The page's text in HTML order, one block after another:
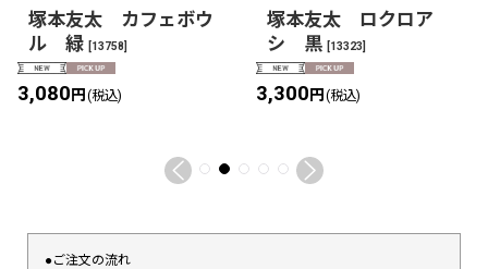
塚本友太 カフェボウ
ル 緑 [13758]
3,080円 (税込)
塚本友太 ロクロア
シ 黒 [13323]
3,300円 (税込)
●ご注文の流れ